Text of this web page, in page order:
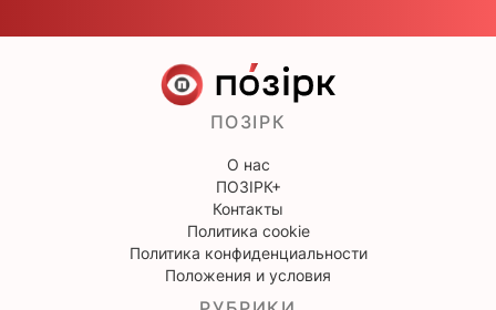
ПОЗІРК
О нас
ПОЗІРК+
Контакты
Политика cookie
Политика конфиденциальности
Положения и условия